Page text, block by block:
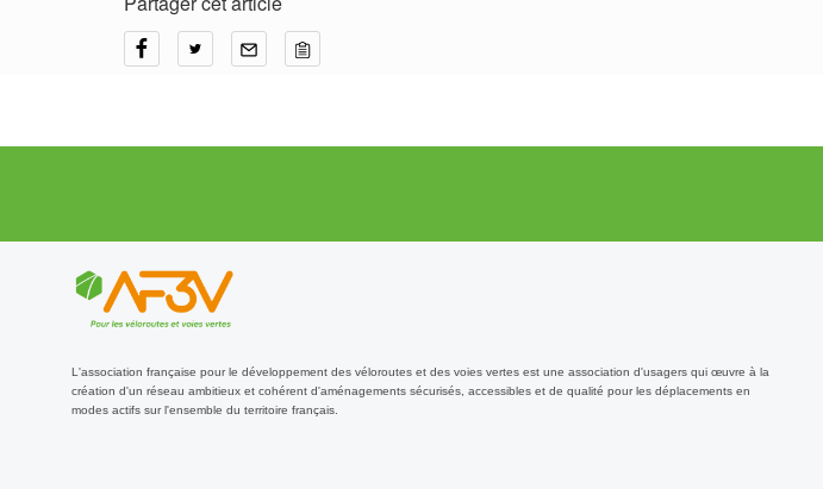
L'association française pour le développement des véloroutes et des voies vertes est une association d'usagers qui œuvre à la
création d'un réseau ambitieux et cohérent d'aménagements sécurisés, accessibles et de qualité pour les déplacements en
modes actifs sur l'ensemble du territoire français.